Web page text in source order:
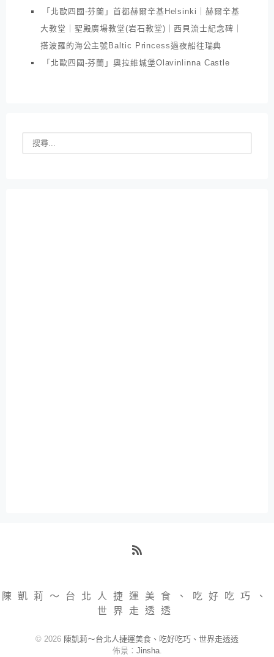
「北歐四國-芬蘭」首都赫爾辛基Helsinki｜赫爾辛基
大教堂｜聖殿廣場教堂(岩石教堂)｜西貝流士紀念碑｜
搭波羅的海公主號Baltic Princess過夜船往瑞典
「北歐四國-芬蘭」奧拉維城堡Olavinlinna Castle
陳凱莉～台北人捷運美食、吃好吃巧、
世界走透透
© 2026 陳凱莉～台北人捷運美食、吃好吃巧、世界走透透
佈景： Jinsha.